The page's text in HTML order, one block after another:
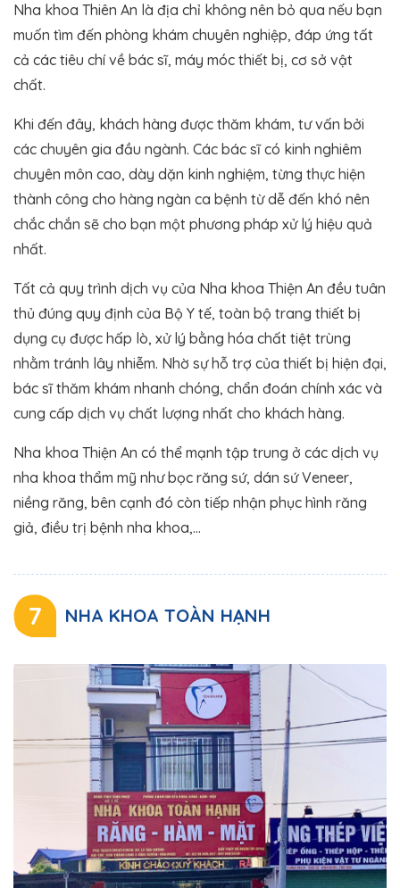
Nha khoa Thiên An là địa chỉ không nên bỏ qua nếu bạn
muốn tìm đến phòng khám chuyên nghiệp, đáp ứng tất
cả các tiêu chí về bác sĩ, máy móc thiết bị, cơ sở vật
chất.
Khi đến đây, khách hàng được thăm khám, tư vấn bởi
các chuyên gia đầu ngành. Các bác sĩ có kinh nghiêm
chuyên môn cao, dày dặn kinh nghiệm, từng thực hiện
thành công cho hàng ngàn ca bệnh từ dễ đến khó nên
chắc chắn sẽ cho bạn một phương pháp xử lý hiệu quả
nhất.
Tất cả quy trình dịch vụ của Nha khoa Thiện An đều tuân
thủ đúng quy định của Bộ Y tế, toàn bộ trang thiết bị
dụng cụ được hấp lò, xử lý bằng hóa chất tiệt trùng
nhằm tránh lây nhiễm. Nhờ sự hỗ trợ của thiết bị hiện đại,
bác sĩ thăm khám nhanh chóng, chẩn đoán chính xác và
cung cấp dịch vụ chất lượng nhất cho khách hàng.
Nha khoa Thiện An có thể mạnh tập trung ở các dịch vụ
nha khoa thẩm mỹ như bọc răng sứ, dán sứ Veneer,
niềng răng, bên cạnh đó còn tiếp nhận phục hình răng
giả, điều trị bệnh nha khoa,…
7 NHA KHOA TOÀN HẠNH